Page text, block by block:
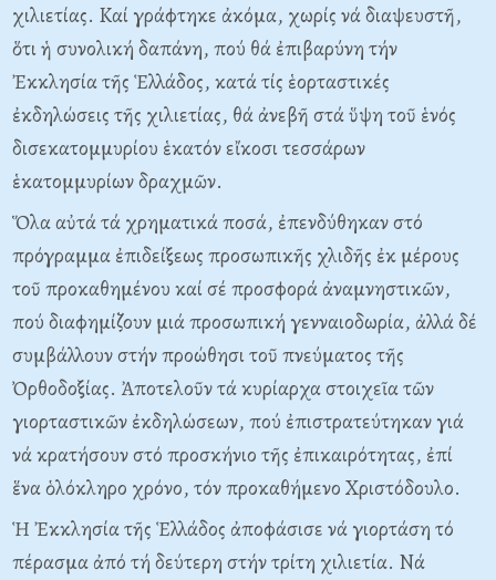
χιλιετίας. Kαί γράφτηκε ἀκόμα, χωρίς νά διαψευστῆ,
ὅτι ἡ συνολική δαπάνη, πού θά ἐπιβαρύνη τήν
Ἐκκλησία τῆς Ἑλλάδος, κατά τίς ἑορταστικές
ἐκδηλώσεις τῆς χιλιετίας, θά ἀνεβῆ στά ὕψη τοῦ ἑνός
δισεκατομμυρίου ἑκατόν εἴκοσι τεσσάρων
ἑκατομμυρίων δραχμῶν.
Ὅλα αὐτά τά χρηματικά ποσά, ἐπενδύθηκαν στό
πρόγραμμα ἐπιδείξεως προσωπικῆς χλιδῆς ἐκ μέρους
τοῦ προκαθημένου καί σέ προσφορά ἀναμνηστικῶν,
πού διαφημίζουν μιά προσωπική γενναιοδωρία, ἀλλά δέ
συμβάλλουν στήν προώθησι τοῦ πνεύματος τῆς
Ὀρθοδοξίας. Ἀποτελοῦν τά κυρίαρχα στοιχεῖα τῶν
γιορταστικῶν ἐκδηλώσεων, πού ἐπιστρατεύτηκαν γιά
νά κρατήσουν στό προσκήνιο τῆς ἐπικαιρότητας, ἐπί
ἕνα ὁλόκληρο χρόνο, τόν προκαθήμενο Xριστόδουλο.
Ἡ Ἐκκλησία τῆς Ἑλλάδος ἀποφάσισε νά γιορτάση τό
πέρασμα ἀπό τή δεύτερη στήν τρίτη χιλιετία. Nά